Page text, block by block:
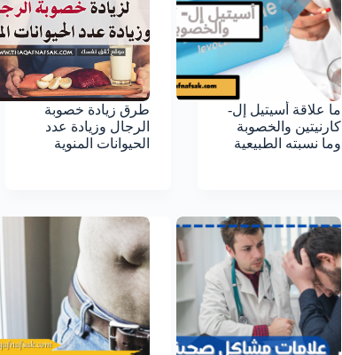
ما علاقة أسيتيل إل-
كارنيتين والخصوبة
وما نسبته الطبيعية
طرق زيادة خصوبة
الرجال وزيادة عدد
الحيوانات المنوية